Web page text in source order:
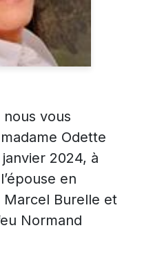
nous vous
Odette
2024, à
en
Burelle et
Normand